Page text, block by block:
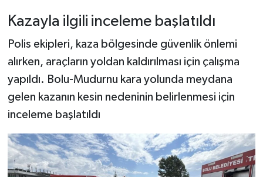
Kazayla ilgili inceleme başlatıldı
Polis ekipleri, kaza bölgesinde güvenlik önlemi
alırken, araçların yoldan kaldırılması için çalışma
yapıldı. Bolu-Mudurnu kara yolunda meydana
gelen kazanın kesin nedeninin belirlenmesi için
inceleme başlatıldı